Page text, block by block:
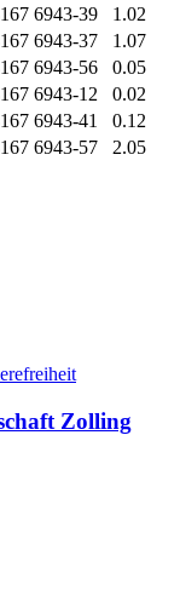
6943-39 1.02
6943-37 1.07
6943-56 0.05
6943-12 0.02
6943-41 0.12
6943-57 2.05
Zolling